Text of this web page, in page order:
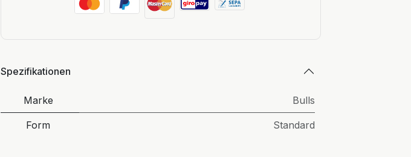
Spezifikationen
Marke Bulls
Form Standard